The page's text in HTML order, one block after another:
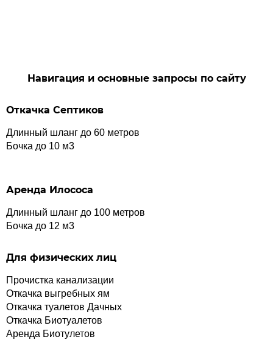
Навигация и основные запросы по сайту
Откачка Септиков
Длинный шланг до 60 метров
Бочка до 10 м3
Аренда Илососа
Длинный шланг до 100 метров
Бочка до 12 м3
Для физических лиц
Прочистка канализации
Откачка выгребных ям
Откачка туалетов Дачных
Откачка Биотуалетов
Аренда Биотулетов